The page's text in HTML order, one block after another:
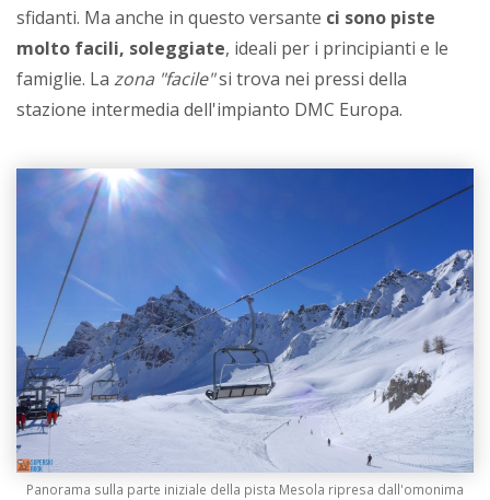
sfidanti. Ma anche in questo versante ci sono piste
molto facili, soleggiate, ideali per i principianti e le
famiglie. La zona "facile"si trova nei pressi della
stazione intermedia dell'impianto DMC Europa.
Panorama sulla parte iniziale della pista Mesola ripresa dall'omonima